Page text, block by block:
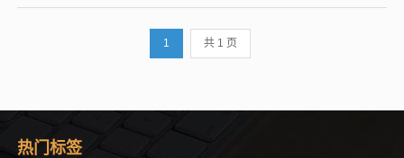
说，这是一个不小的经济负担，幸运的
1 共 1 页
热门标签